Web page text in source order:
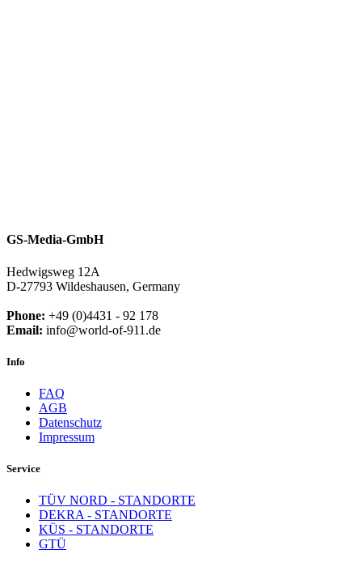
GS-Media-GmbH
Hedwigsweg 12A
D-27793 Wildeshausen, Germany
Phone: +49 (0)4431 - 92 178
Email: info@world-of-911.de
Info
FAQ
AGB
Datenschutz
Impressum
Service
TÜV NORD - STANDORTE
DEKRA - STANDORTE
KÜS - STANDORTE
GTÜ